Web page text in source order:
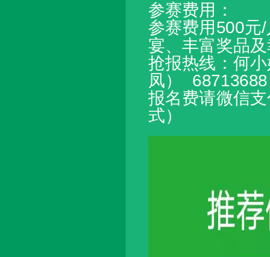
参赛费用：
参赛费用500元
宴、丰富奖品
抢报热线：何
凤）
报名费请微信
式）